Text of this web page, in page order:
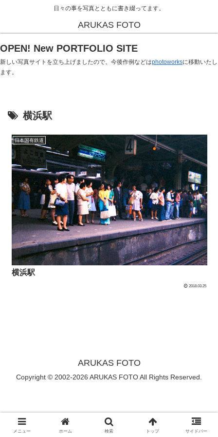
日々の事を写真とともに書き綴ってます。
ARUKAS FOTO
OPEN! New PORTFOLIO SITE
新しい写真サイトを立ち上げましたので、今後作例などはphotoworksに移動いたし
ます。
横浜駅
日本国有鉄道
横浜駅
2018.03.25
ARUKAS FOTO
Copyright © 2002-2026 ARUKAS FOTO All Rights Reserved.
メニュー ホーム 検索 トップ サイドバー